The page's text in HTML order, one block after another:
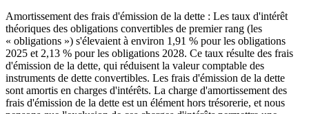
Amortissement des frais d'émission de la dette : Les taux d'intérêt
théoriques des obligations convertibles de premier rang (les
« obligations ») s'élevaient à environ 1,91 % pour les obligations
2025 et 2,13 % pour les obligations 2028. Ce taux résulte des frais
d'émission de la dette, qui réduisent la valeur comptable des
instruments de dette convertibles. Les frais d'émission de la dette
sont amortis en charges d'intérêts. La charge d'amortissement des
frais d'émission de la dette est un élément hors trésorerie, et nous